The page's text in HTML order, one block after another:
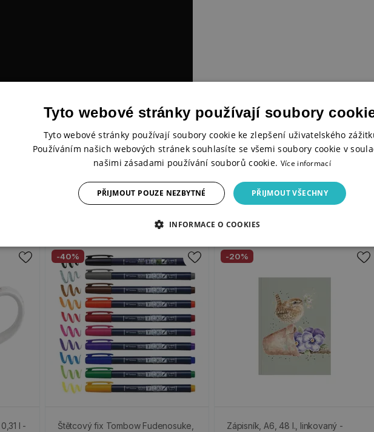
l -
-40%
Štětcový fix Tombow Fudenosuke,
-20%
Zápisník, A6, 48 l., linkovaný -
Tyto webové stránky používají soubory
Tyto webové stránky používají soubory cookie ke zlepšení uživatelského
Používáním našich webových stránek souhlasíte se všemi soubory cookie v
našimi zásadami používání souborů cookie. Více informací
PŘIJMOUT VŠECHNY
PŘIJMOUT POUZE NEZBYTNÉ
INFORMACE O COOKIES